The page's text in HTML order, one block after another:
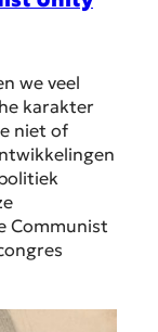
we veel
karakter
niet of
Communist